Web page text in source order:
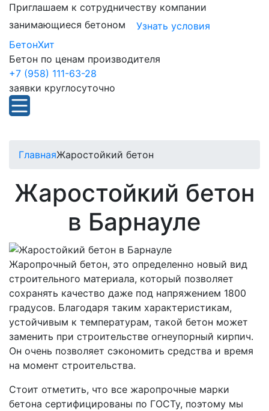
Приглашаем к сотрудничеству компании
занимающиеся бетоном
Узнать условия
БетонХит
Бетон по ценам производителя
+7 (958) 111-63-28
заявки круглосуточно
ГлавнаяЖаростойкий бетон
Жаростойкий бетон
в Барнауле
Жаропрочный бетон, это определенно новый вид
строительного материала, который позволяет
сохранять качество даже под напряжением 1800
градусов. Благодаря таким характеристикам,
устойчивым к температурам, такой бетон может
заменить при строительстве огнеупорный кирпич.
Он очень позволяет сэкономить средства и время
на момент строительства.
Стоит отметить, что все жаропрочные марки
бетона сертифицированы по ГОСТу, поэтому мы